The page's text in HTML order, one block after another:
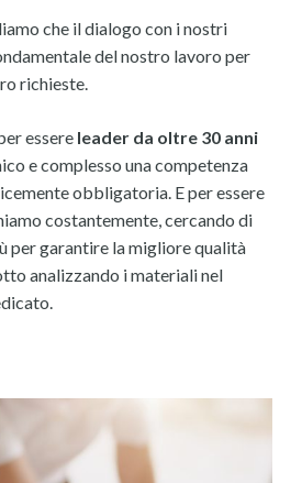
che il dialogo con i nostri
del nostro lavoro per
richieste.
essere leader da oltre 30 anni
e complesso una competenza
obbligatoria. E per essere
costantemente, cercando di
per garantire la migliore qualità
analizzando i materiali nel